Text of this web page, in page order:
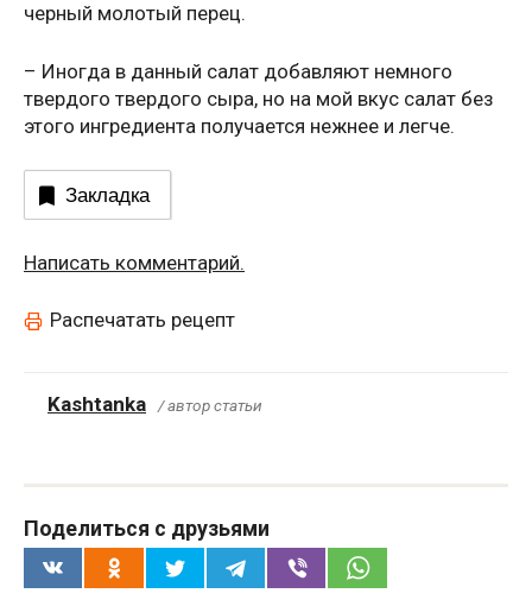
черный молотый перец.
– Иногда в данный салат добавляют немного
твердого твердого сыра, но на мой вкус салат без
этого ингредиента получается нежнее и легче.
Закладка
Написать комментарий.
Распечатать рецепт
Kashtanka / автор статьи
Поделиться с друзьями